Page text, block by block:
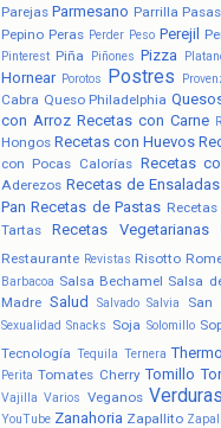
Parejas Parmesano Parrilla Pasas
Pepino Peras Perder Peso Perejil
Pinterest Piña Piñones Pizza
Hornear Porotos Postres
Cabra Queso Philadelphia
con Arroz Recetas con Carne
Hongos Recetas con Huevos
con Pocas Calorías Recetas
Aderezos Recetas de Ensaladas
Pan Recetas de Pastas
Tartas
Recetas Vegetarianas
Restaurante Revistas Risotto
Barbacoa Salsa Bechamel Salsa
Madre Salud Salvado Salvia San
Sexualidad Snacks Soja Solomillo
Tecnología Tequila Ternera
Perita Tomates Cherry Tomillo
Vajilla Varios Veganos Verduras
YouTube Zanahoria Zapallito